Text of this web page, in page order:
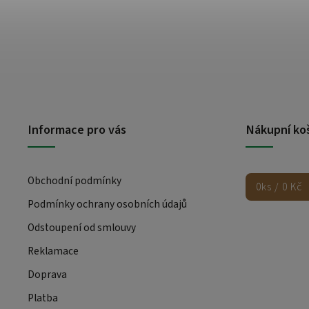
Informace pro vás
Obchodní podmínky
Podmínky ochrany osobních údajů
Odstoupení od smlouvy
Reklamace
Doprava
Platba
Nákupní
0ks / 0 Kč